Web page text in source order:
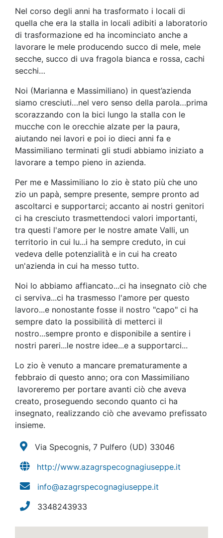
Nel corso degli anni ha trasformato i locali di
quella che era la stalla in locali adibiti a laboratorio
di trasformazione ed ha incominciato anche a
lavorare le mele producendo succo di mele, mele
secche, succo di uva fragola bianca e rossa, cachi
secchi…
Noi (Marianna e Massimiliano) in quest’azienda
siamo cresciuti…nel vero senso della parola…prima
scorazzando con la bici lungo la stalla con le
mucche con le orecchie alzate per la paura,
aiutando nei lavori e poi io dieci anni fa e
Massimiliano terminati gli studi abbiamo iniziato a
lavorare a tempo pieno in azienda.
Per me e Massimiliano lo zio è stato più che uno
zio un papà, sempre presente, sempre pronto ad
ascoltarci e supportarci; accanto ai nostri genitori
ci ha cresciuto trasmettendoci valori importanti,
tra questi l'amore per le nostre amate Valli, un
territorio in cui lu...i ha sempre creduto, in cui
vedeva delle potenzialità e in cui ha creato
un'azienda in cui ha messo tutto.
Noi lo abbiamo affiancato...ci ha insegnato ciò che
ci serviva...ci ha trasmesso l'amore per questo
lavoro...e nonostante fosse il nostro "capo" ci ha
sempre dato la possibilità di metterci il
nostro...sempre pronto e disponibile a sentire i
nostri pareri...le nostre idee...e a supportarci...
Lo zio è venuto a mancare prematuramente a
febbraio di questo anno; ora con Massimiliano
lavoreremo per portare avanti ciò che aveva
creato, proseguendo secondo quanto ci ha
insegnato, realizzando ciò che avevamo prefissato
insieme.
Via Specognis, 7 Pulfero (UD) 33046
http://www.azagrspecognagiuseppe.it
info@azagrspecognagiuseppe.it
3348243933